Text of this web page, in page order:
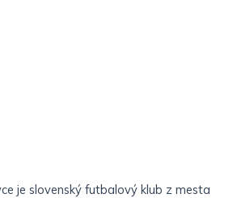
je slovenský futbalový klub z mesta